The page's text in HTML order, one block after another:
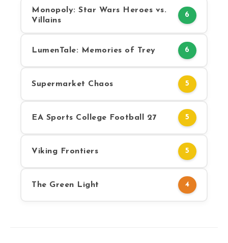
Monopoly: Star Wars Heroes vs.
Villains
6
LumenTale: Memories of Trey 6
Supermarket Chaos 5
EA Sports College Football 27 5
Viking Frontiers 5
The Green Light 4